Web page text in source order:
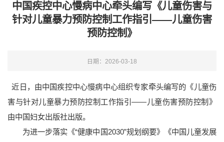
中国疾控中心慢病中心牵头编写《儿童伤害与
针对儿童暴力预防控制工作指引——儿童伤害
预防控制》
日期：2026-03-18
近日，由中国疾控中心慢病中心组织专家牵头编写的《 儿童伤
害与针对儿童暴力预防控制工作指引——儿童伤害预防控制》
由中国妇女出版社出版。
为进一步落实《“健康中国2030”规划纲要》《中国儿童发展